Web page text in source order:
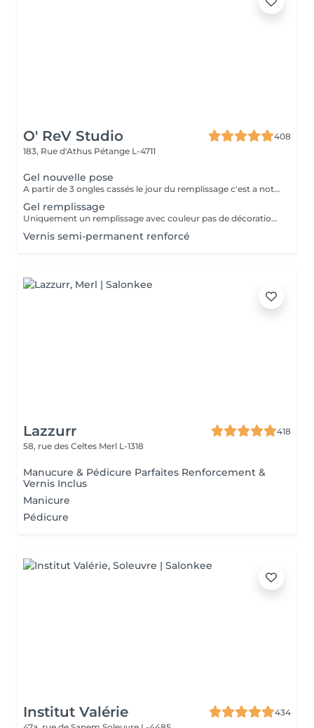
O' ReV Studio
408
183, Rue d'Athus Pétange L-4711
Gel nouvelle pose
A partir de 3 ongles cassés le jour du remplissage c'est a noter une nouvelle pose.
Gel remplissage
Uniquement un remplissage avec couleur pas de décoration inclus.
Vernis semi-permanent renforcé
Lazzurr
418
58, rue des Celtes Merl L-1318
Manucure & Pédicure Parfaites Renforcement &
Vernis Inclus
Manicure
Pédicure
Institut Valérie
434